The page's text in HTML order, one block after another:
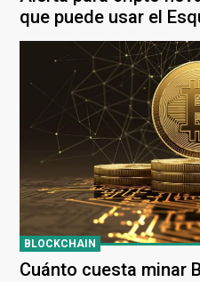
que puede usar el
cometer fraudes
BLOCKCHAIN
Cuánto cuesta minar